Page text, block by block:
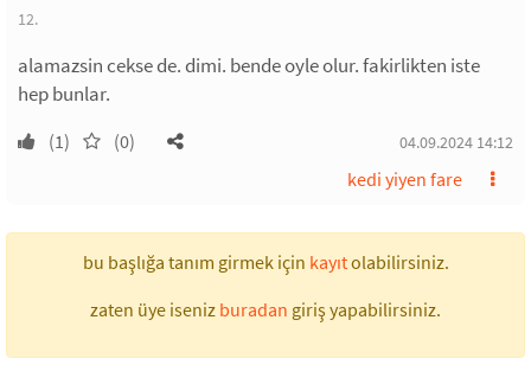
12.
alamazsin cekse de. dimi. bende oyle olur. fakirlikten iste
hep bunlar.
(1) (0) 04.09.2024 14:12
kedi yiyen fare
bu başlığa tanım girmek için kayıtolabilirsiniz.
zaten üye iseniz buradan giriş yapabilirsiniz.